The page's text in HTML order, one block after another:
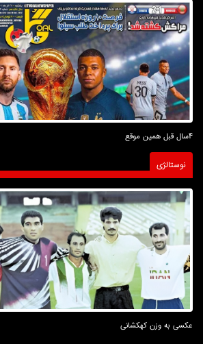
4سال قبل همین موقع
نوستالژی
عکسی به وزن کهکشانی